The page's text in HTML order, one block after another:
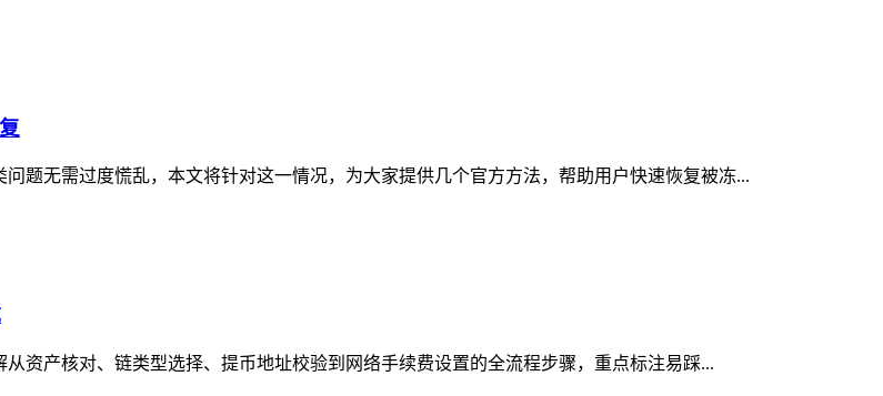
题无需过度慌乱，本文将针对这一情况，为大家提供几个官方方法，帮助用户快速恢复被冻...
资产核对、链类型选择、提币地址校验到网络手续费设置的全流程步骤，重点标注易踩...